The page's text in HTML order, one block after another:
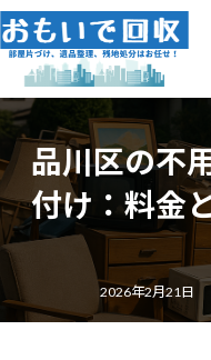
コ
ン
テ
ツ
へ
キ
プ
ナ
ビ
ゲ
シ
ョ
に
動
品川区の不
付け：料金
2026年2月21日